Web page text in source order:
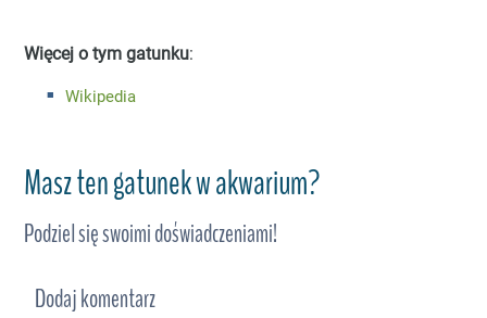
Więcej o tym gatunku:
Wikipedia
Masz ten gatunek w akwarium?
Podziel się swoimi doświadczeniami!
Dodaj komentarz